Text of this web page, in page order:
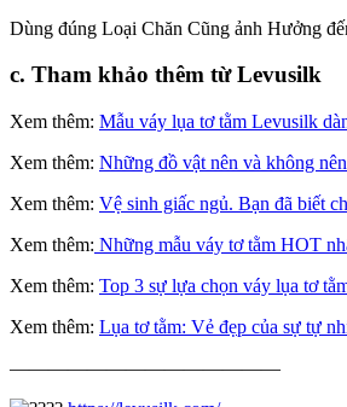
Dùng đúng Loại Chăn Cũng ảnh Hưởng
c. Tham khảo thêm từ Levusilk
Xem thêm: Mẫu váy lụa tơ tằm Levusilk
Xem thêm: Những đồ vật nên và không
Xem thêm: Vệ sinh giấc ngủ. Bạn đã biết
Xem thêm: Những mẫu váy tơ tằm HOT
Xem thêm: Top 3 sự lựa chọn váy lụa tơ
Xem thêm: Lụa tơ tằm: Vẻ đẹp của sự tự
——————————————